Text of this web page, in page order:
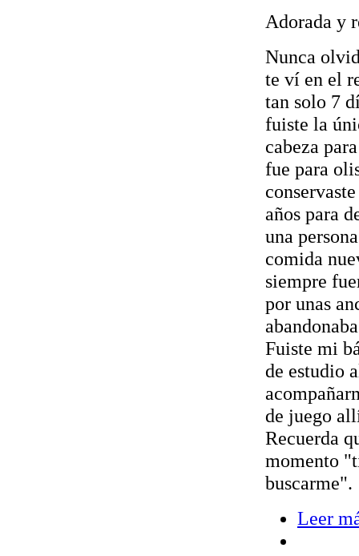
Adorada y
Nunca
te ví en el
tan solo 7
fuiste la
cabeza
fue para
años para
una
comida
siempre
por unas
Fuiste mi
de estudio
de juego
Recuerda
momento
buscarme".
Leer